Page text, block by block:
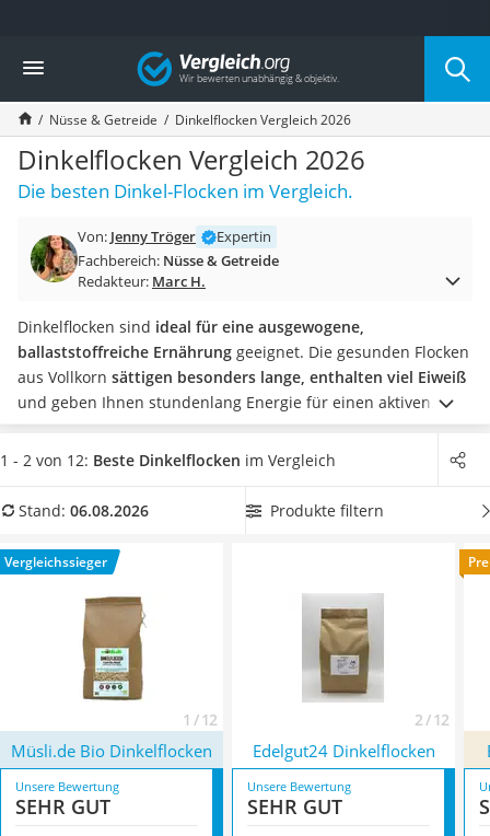
Die beliebtesten Vergleiche nach Kategorie
Lebensmittel
Schwarzkümmelöl
Knäckebrot
Schwarzkümmelöl-Kapseln
Manukahonig
Eiklar
Balsamico-Essig
Schwarzkümmelöl bio
Honig
Gemüsebrühe
Eiskaffee-Pulver
Irischer Whiskey
Grapefruitkernextrakt
Matcha-Set
MCT-Öl
Erythrit
Müsli ohne Zuckerzusatz
Vergleich
Nüsse & Getreide Dinkelflocken Vergleich 2026
Dinkelflocken Vergleich 2026
Die besten Dinkel-Flocken im Vergleich.
Von: Jenny Tröger
Expertin
Fachbereich: Nüsse & Getreide
Redakteur: Marc H.
Dinkelflocken sind ideal für eine ausgewogene,
ballaststoffreiche Ernährung geeignet. Die gesunden Flocken
aus Vollkorn sättigen besonders lange, enthalten viel Eiweiß
und geben Ihnen stundenlang Energie für einen aktiven
Alltag. Ähnlich wieHaferflockenlassen sich auch
Dinkelflocken vielseitig für süße und herzhafte Speisen
allem biozertifizierte Produkte äußerst beliebt sind. Wählen
Vergleichstabelle aus, die
von künstlichen Zusatzstoffen
sind. Überzeugt hat uns hier
im August 2026 besonders das Modell
Müsli.de Bio
Dinkelflocken
mit seinen Eigenschaften.
1 - 2 von 12: Beste Dinkelflocken im Vergleich
Stand: 06.08.2026 Produkte filtern
Vergleichssieger
1 / 12 2 / 12
Müsli.de Bio Dinkelflocken Edelgut24 Dinkelflocken
Unsere Bewertung
SEHR GUT
Unsere Bewertung
SEHR GUT